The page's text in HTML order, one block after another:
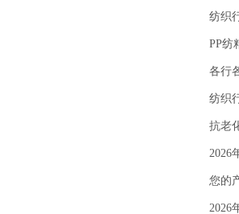
纺织
PP纺
各行
纺织
抗老
2026
您的
2026